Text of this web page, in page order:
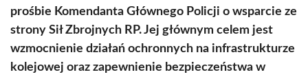
prośbie Komendanta Głównego Policji o wsparcie ze
strony Sił Zbrojnych RP. Jej głównym celem jest
wzmocnienie działań ochronnych na infrastrukturze
kolejowej oraz zapewnienie bezpieczeństwa w